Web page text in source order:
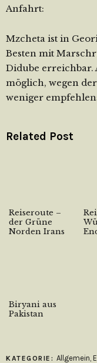
Anfahrt:
Mzcheta ist in
Besten mit
Didube erreichbar.
möglich, wegen
weniger
Related Post
Reiseroute –
der Grüne
Norden Irans
Biryani aus
Pakistan
KATEGORIE: Allgemein,